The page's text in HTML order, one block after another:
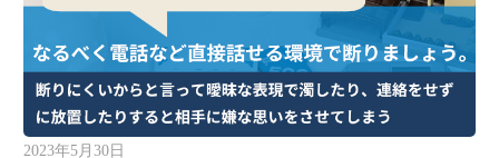
2023年5月30日